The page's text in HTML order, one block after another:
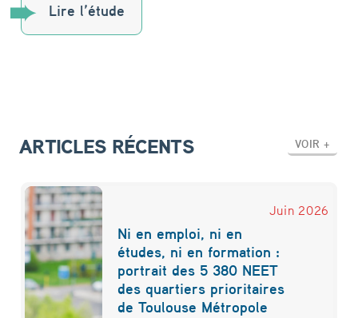
Lire l’étude
ARTICLES RÉCENTS VOIR +
Juin 2026
Ni en emploi, ni en
études, ni en formation :
portrait des 5 380 NEET
des quartiers prioritaires
de Toulouse Métropole